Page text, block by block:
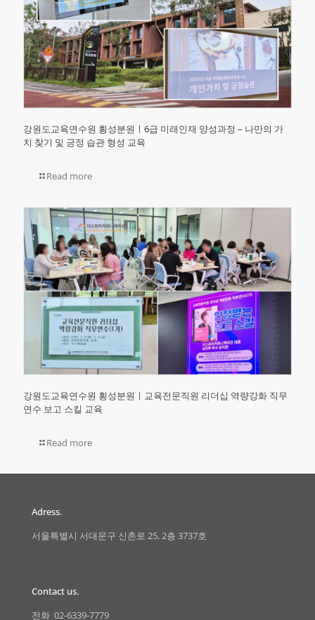
강원도교육연수원 횡성분원ㅣ6급 미래인재 양성과정 – 나만의 가
치 찾기 및 긍정 습관 형성 교육
Read more
강원도교육연수원 횡성분원ㅣ교육전문직원 리더십 역량강화 직무
연수 보고 스킬 교육
Read more
Adress.
서울특별시 서대문구 신촌로 25, 2층 3737호
Contact us.
전화 02-6339-7779